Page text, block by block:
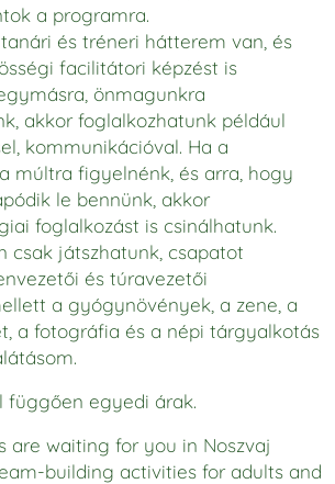
a programra.
és tréneri hátterem van, és
facilitátori képzést is
önmagunkra
akkor foglalkozhatunk például
kommunikációval. Ha a
múltra figyelnénk, és arra, hogy
le bennünk, akkor
foglalkozást is csinálhatunk.
csak játszhatunk, csapatot
és túravezetői
a gyógynövények, a zene, a
a fotográfia és a népi tárgyalkotás
függően egyedi árak.
are waiting for you in Noszvaj
building activities for adults and